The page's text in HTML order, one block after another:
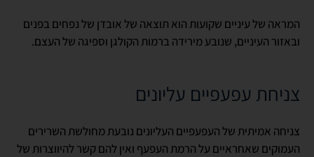
המראה של עיניים שקועות הוא תוצאה של אובדן של נפחים בפנים
ובאזור העיניים, שנובע מירידה ברמות הקולגן וספיגה של העצם.
צניחת עפעפיים עליונים
צניחה אמיתית של העפעפיים העליונים נובעת מחולשת השרירים
העמוקים שאחראיים על הרמת העפעף ואין להם קשר להיווצרות של